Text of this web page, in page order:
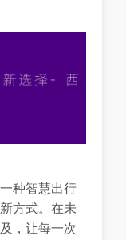
种智慧出行
方式。在未
，让每一次